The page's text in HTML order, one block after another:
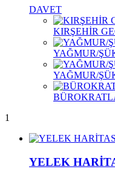
DAVET
KIRŞEHİR
YAĞMUR/
YAĞMUR/
1
YELEK